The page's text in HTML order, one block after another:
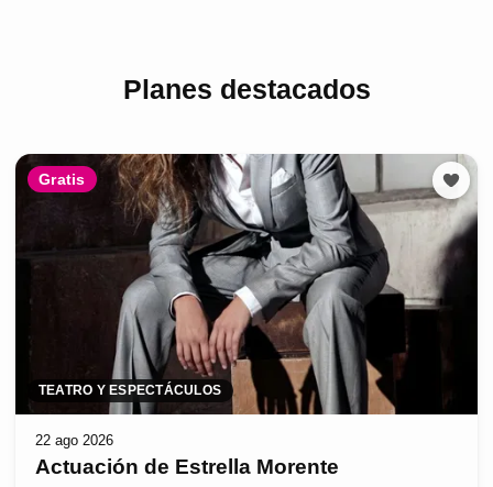
Planes destacados
Gratis
TEATRO Y ESPECTÁCULOS
22 ago 2026
Actuación de Estrella Morente